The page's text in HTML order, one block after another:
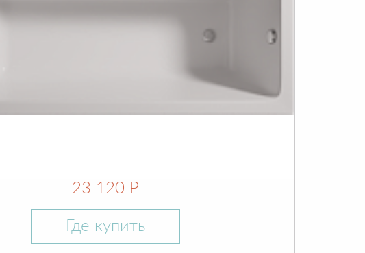
23 120 Р
Где купить